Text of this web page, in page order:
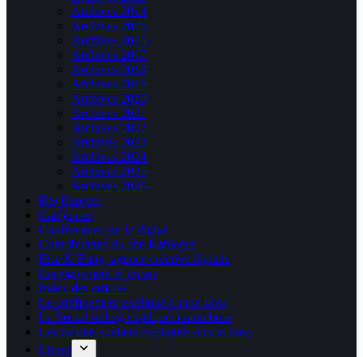
Archives 2014
Archives 2015
Archives 2016
Archives 2017
Archives 2018
Archives 2019
Archives 2020
Archives 2021
Archives 2022
Archives 2023
Archives 2024
Archives 2025
Archives 2026
Bio Express
Catégories
Conférences sur le digital
Contributeurs du site Kablages
Else & Bang, agence créative digitale
Enseignement et presse
Index des articles
Le confinement expliqué à mon boss
Le Social selling expliqué à mon boss
Les médias sociaux expliqués à mon boss
Livres